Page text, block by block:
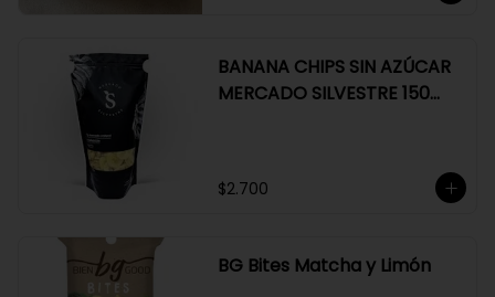
BANANA CHIPS SIN AZÚCAR
MERCADO SILVESTRE 150
$2.700
BG Bites Matcha y Limón